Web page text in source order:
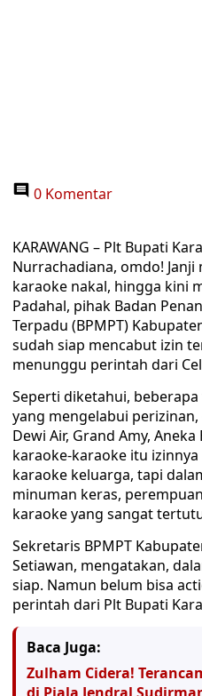
0 Komentar
KARAWANG – Plt Bupati
Nurrachadiana, omdo!
karaoke nakal, hingga kini
Padahal, pihak Badan
Terpadu (BPMPT)
sudah siap mencabut izin
menunggu perintah dari
Seperti diketahui,
yang mengelabui
Dewi Air, Grand Amy,
karaoke-karaoke itu
karaoke keluarga, tapi
minuman keras,
karaoke yang sangat
Sekretaris BPMPT
Setiawan, mengatakan,
siap. Namun belum bisa
perintah dari Plt Bupati
Baca Juga:
Zulham Cidera!